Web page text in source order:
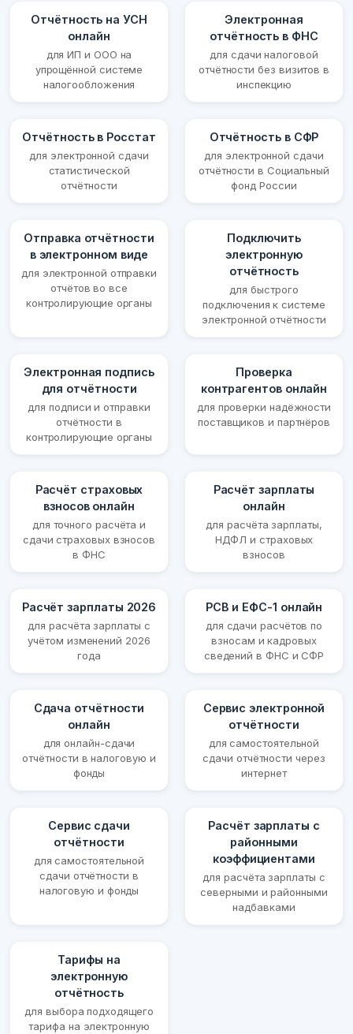
Отчётность на УСН
онлайн
для ИП и ООО на
упрощённой системе
налогообложения
Электронная
отчётность в ФНС
для сдачи налоговой
отчётности без визитов в
инспекцию
Отчётность в Росстат
для электронной сдачи
статистической
отчётности
Отчётность в СФР
для электронной сдачи
отчётности в Социальный
фонд России
Отправка отчётности
в электронном виде
для электронной отправки
отчётов во все
контролирующие органы
Подключить
электронную
отчётность
для быстрого
подключения к системе
электронной отчётности
Электронная подпись
для отчётности
для подписи и отправки
отчётности в
контролирующие органы
Проверка
контрагентов онлайн
для проверки надёжности
поставщиков и партнёров
Расчёт страховых
взносов онлайн
для точного расчёта и
сдачи страховых взносов
в ФНС
Расчёт зарплаты
онлайн
для расчёта зарплаты,
НДФЛ и страховых
взносов
Расчёт зарплаты 2026
для расчёта зарплаты с
учётом изменений 2026
года
РСВ и ЕФС-1 онлайн
для сдачи расчётов по
взносам и кадровых
сведений в ФНС и СФР
Сдача отчётности
онлайн
для онлайн-сдачи
отчётности в налоговую и
фонды
Сервис электронной
отчётности
для самостоятельной
сдачи отчётности через
интернет
Сервис сдачи
отчётности
для самостоятельной
сдачи отчётности в
налоговую и фонды
Расчёт зарплаты с
районными
коэффициентами
для расчёта зарплаты с
северными и районными
надбавками
Тарифы на
электронную
отчётность
для выбора подходящего
тарифа на электронную